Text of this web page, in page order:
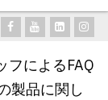
フによるFAQ
製品に関し